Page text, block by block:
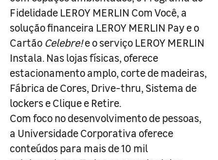
Fidelidade LEROY MERLIN Com Você, a
solução financeira LEROY MERLIN Pay e o
Cartão Celebre!e o serviço LEROY MERLIN
Instala. Nas lojas físicas, oferece
estacionamento amplo, corte de madeiras,
Fábrica de Cores, Drive-thru, Sistema de
lockers e Clique e Retire.
Com foco no desenvolvimento de pessoas,
a Universidade Corporativa oferece
conteúdos para mais de 10 mil